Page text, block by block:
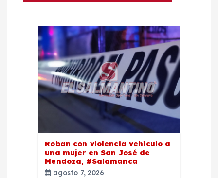
Roban con violencia vehículo a
una mujer en San José de
Mendoza, #Salamanca
agosto 7, 2026